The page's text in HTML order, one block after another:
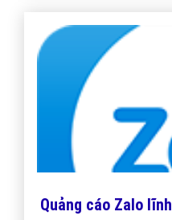
Dịch Vụ Quảng